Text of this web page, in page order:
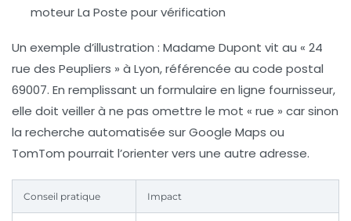
moteur La Poste pour vérification
Un exemple d’illustration : Madame Dupont vit au « 24
rue des Peupliers » à Lyon, référencée au code postal
69007. En remplissant un formulaire en ligne fournisseur,
elle doit veiller à ne pas omettre le mot « rue » car sinon
la recherche automatisée sur Google Maps ou
TomTom pourrait l’orienter vers une autre adresse.
Conseil pratique Impact